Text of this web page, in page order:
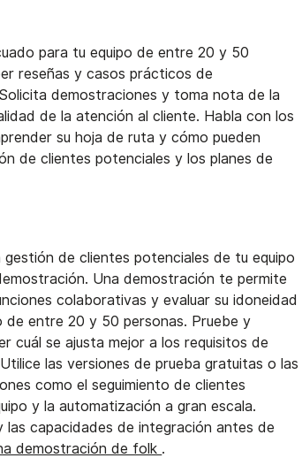
para tu equipo de entre 20 y 50
reseñas y casos prácticos de
demostraciones y toma nota de la
de la atención al cliente. Habla con los
su hoja de ruta y cómo pueden
de clientes potenciales y los planes de
de clientes potenciales de tu equipo
Una demostración te permite
colaborativas y evaluar su idoneidad
de entre 20 y 50 personas. Pruebe y
cuál se ajusta mejor a los requisitos de
las versiones de prueba gratuitas o las
como el seguimiento de clientes
y la automatización a gran escala.
las capacidades de integración antes de
demostración de folk .